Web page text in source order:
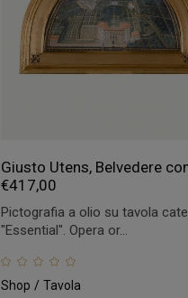
Giusto Utens, Belvedere
€417,00
Pictografia a olio su tavola
"Essential". Opera or...
Shop Tavola